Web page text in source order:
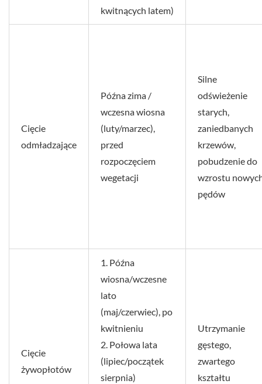
kwitnących latem)
Cięcie
odmładzające
Późna zima /
wczesna wiosna
(luty/marzec),
przed
rozpoczęciem
wegetacji
Silne
odświeżenie
starych,
zaniedbanych
krzewów,
pobudzenie do
wzrostu
pędów
Cięcie
żywopłotów
1. Późna
wiosna/wczesne
lato
(maj/czerwiec), po
kwitnieniu
2. Połowa lata
(lipiec/początek
sierpnia)
Utrzymanie
gęstego,
zwartego
kształtu